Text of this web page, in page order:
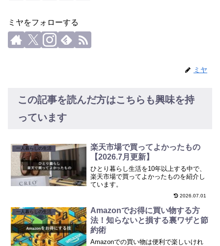
ミヤをフォローする
ミヤ
この記事を読んだ方はこちらも興味を持
っています
一人暮らしの生活
楽天市場で買ってよかったもの
【2026.7月更新】
ひとり暮らし生活を10年以上する中で、
楽天市場で買ってよかったものを紹介し
ています。
2026.07.01
一人暮らしの生活
Amazonでお得に買い物する方
法！知らないと損する裏ワザと節
約術
Amazonでの買い物は便利で楽しいけれ